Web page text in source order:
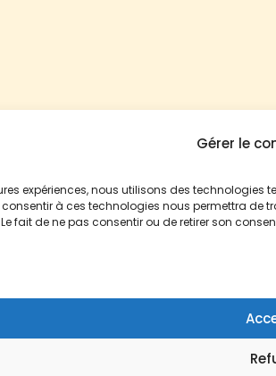
Gérer le
expériences, nous utilisons des
à ces technologies nous permettra de
fait de ne pas consentir ou de retirer son